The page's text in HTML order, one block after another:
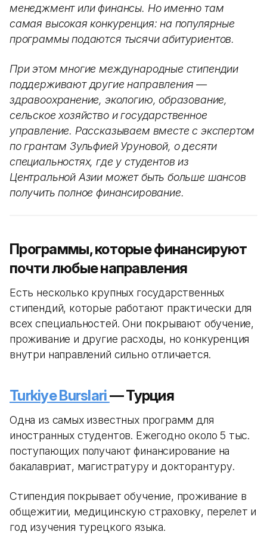
менеджмент или финансы. Но именно там
самая высокая конкуренция: на популярные
программы подаются тысячи абитуриентов.
При этом многие международные стипендии
поддерживают другие направления —
здравоохранение, экологию, образование,
сельское хозяйство и государственное
управление. Рассказываем вместе с экспертом
по грантам Зульфией Уруновой, о десяти
специальностях, где у студентов из
Центральной Азии может быть больше шансов
получить полное финансирование.
Программы, которые финансируют
почти любые направления
Есть несколько крупных государственных
стипендий, которые работают практически для
всех специальностей. Они покрывают обучение,
проживание и другие расходы, но конкуренция
внутри направлений сильно отличается.
Turkiye Burslari— Турция
Одна из самых известных программ для
иностранных студентов. Ежегодно около 5 тыс.
поступающих получают финансирование на
бакалавриат, магистратуру и докторантуру.
Стипендия покрывает обучение, проживание в
общежитии, медицинскую страховку, перелет и
год изучения турецкого языка.